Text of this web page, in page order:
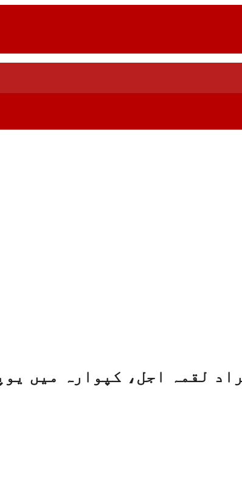
لقمہ اجل، کپوارہ میں